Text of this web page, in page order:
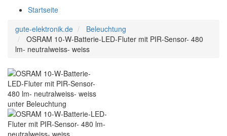
Startseite
gute-elektronik.de
Beleuchtung
OSRAM 10-W-Batterie-LED-Fluter mit PIR-Sensor- 480
lm- neutralweiss- weiss